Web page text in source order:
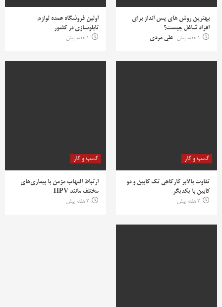
بهترین روش‌ های پس‌ انداز برای
افراد شاغل چیست؟
1 هفته پیش
علی مردی
اولین فروشگاه عمده لوازم
تابلوسازی در کشور
1 هفته پیش
کسب و کار
تفاوت بالابر کارگاهی تک کابین و دو
کابین با یکدیگر
2 هفته پیش
کسب و کار
ارتباط التهاب مزمن با بیماری‌های
مختلف مانند HPV
2 هفته پیش